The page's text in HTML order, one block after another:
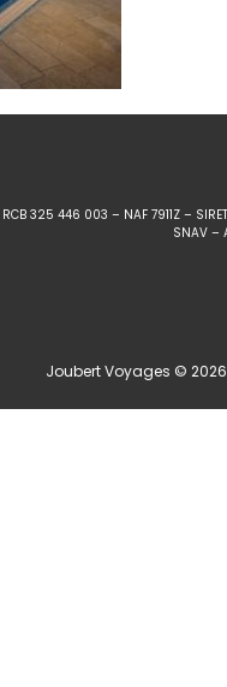
RCB 325 446 003 – NAF 7911Z –
SNAV –
Joubert Voyages ©